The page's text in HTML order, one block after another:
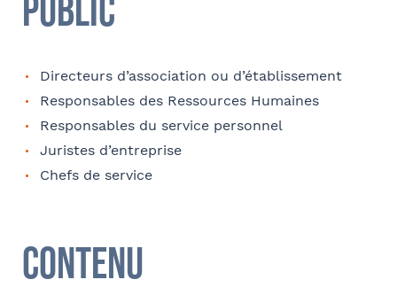
Public
Directeurs d’association ou d’établissement
Responsables des Ressources Humaines
Responsables du service personnel
Juristes d’entreprise
Chefs de service
Contenu
E-mail
Coordonnées de l’organisme
OPCO
Adresse
J'autorise Barthélémy Avocats à utiliser mes
données pour l'envoi d'informations juridiques
Tapez votre recherche et
validez